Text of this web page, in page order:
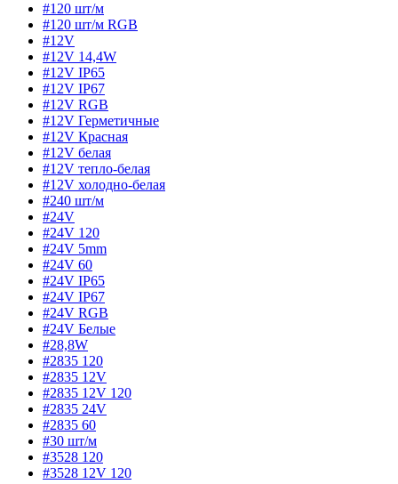
#120 шт/м
#120 шт/м RGB
#12V
#12V 14,4W
#12V IP65
#12V IP67
#12V RGB
#12V Герметичные
#12V Красная
#12V белая
#12V тепло-белая
#12V холодно-белая
#240 шт/м
#24V
#24V 120
#24V 5mm
#24V 60
#24V IP65
#24V IP67
#24V RGB
#24V Белые
#28,8W
#2835 120
#2835 12V
#2835 12V 120
#2835 24V
#2835 60
#30 шт/м
#3528 120
#3528 12V 120